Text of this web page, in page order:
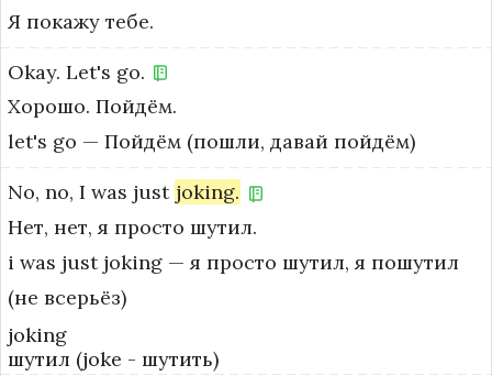
Я покажу тебе.
Okay. Let's go.
Хорошо. Пойдём.
let's go — Пойдём (пошли, давай пойдём)
No, no, I was just joking.
Нет, нет, я просто шутил.
i was just joking — я просто шутил, я пошутил
(не всерьёз)
joking
шутил (joke - шутить)